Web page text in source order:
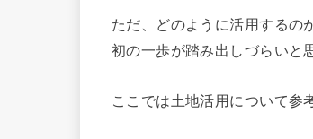
ただ、どのように活用するの
初の一歩が踏み出しづらいと
ここでは土地活用について参